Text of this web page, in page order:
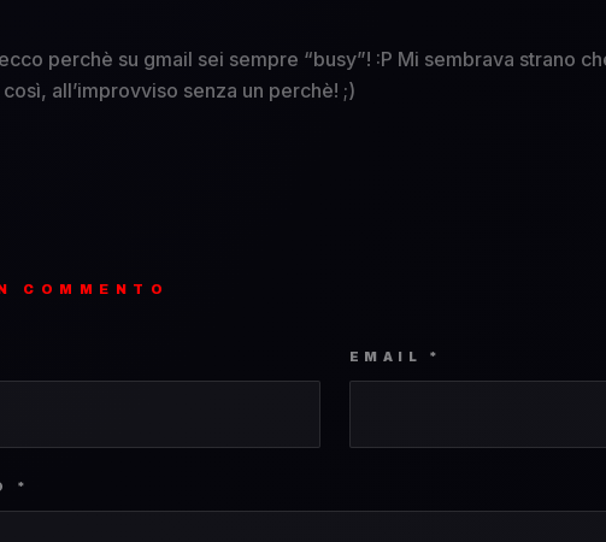
perchè su gmail sei sempre “busy”! :P Mi sembrava strano
così, all’improvviso senza un perchè! ;)
COMMENTO
EMAIL *
*